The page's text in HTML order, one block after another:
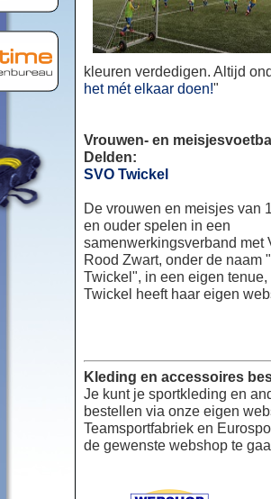
kleuren verdedigen. Altijd
het mét elkaar doen!"
Vrouwen- en
Delden:
SVO Twickel
De vrouwen en meisjes van
en ouder spelen in een
samenwerkingsverband met
Rood Zwart, onder de naam
Twickel", in een eigen
Twickel heeft haar eigen
Kleding en accessoires
Je kunt je sportkleding en
bestellen via onze eigen
Teamsportfabriek en
de gewenste webshop te